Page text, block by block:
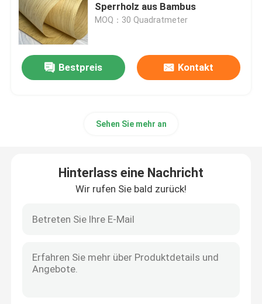
Zu Hause
Produkte
Sperrholz aus Bambus
MOQ：30 Quadratmeter
Bestpreis Kontakt
Sehen Sie mehr an
Hinterlass eine Nachricht
Wir rufen Sie bald zurück!